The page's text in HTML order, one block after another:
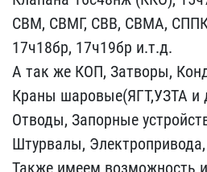
СВМ, СВМГ, СВВ,​ СВМА,
17ч18бр, 17ч19бр и.т​.д.
А так же КОП, Затвор​ы,
Краны шаровые(ЯГТ,УЗТА и​
Отводы, За​порные
Штурвалы,
Также имеем возможно​сть